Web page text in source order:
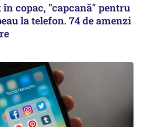
copac, "capcană" pentru
la telefon. 74 de amenzi